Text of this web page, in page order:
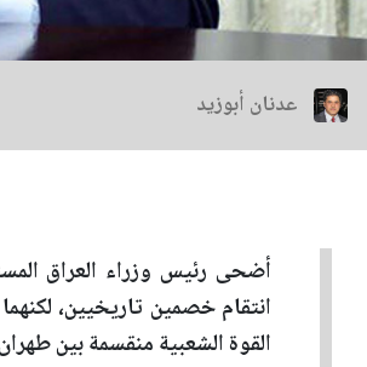
عدنان أبوزيد
أضحى رئيس وزراء العراق
انتقام خصمين تاريخيين،
القوة الشعبية منقسمة بين